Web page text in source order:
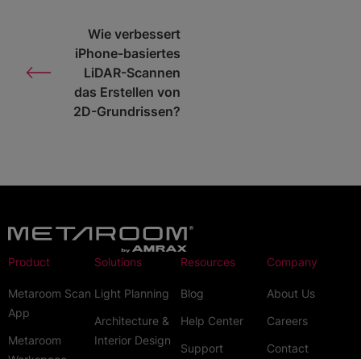
Wie verbessert
iPhone-basiertes
LiDAR-Scannen
das Erstellen von
2D-Grundrissen?
Product
Metaroom Scan
App
Metaroom
Solutions
Light Planning
Architecture &
Interior Design
Resources
Blog
Help Center
Support
Company
About Us
Careers
Contact